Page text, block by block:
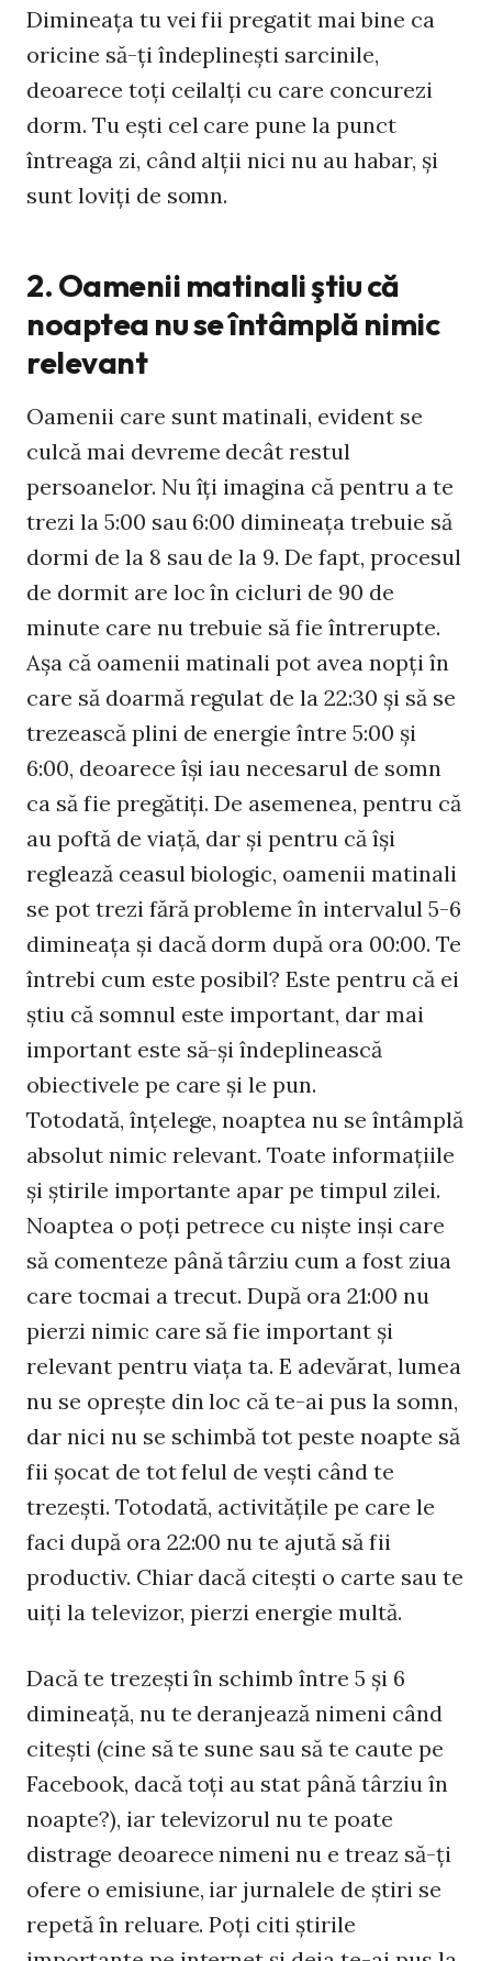
Dimineaţa tu vei fii pregatit mai bine ca
oricine să-ţi îndeplineşti sarcinile,
deoarece toţi ceilalţi cu care concurezi
dorm. Tu eşti cel care pune la punct
întreaga zi, când alţii nici nu au habar, şi
sunt loviţi de somn.
2. Oamenii matinali ştiu că
noaptea nu se întâmplă nimic
relevant
Oamenii care sunt matinali, evident se
culcă mai devreme decât restul
persoanelor. Nu îţi imagina că pentru a te
trezi la 5:00 sau 6:00 dimineaţa trebuie să
dormi de la 8 sau de la 9. De fapt, procesul
de dormit are loc în cicluri de 90 de
minute care nu trebuie să fie întrerupte.
Aşa că oamenii matinali pot avea nopţi în
care să doarmă regulat de la 22:30 şi să se
trezească plini de energie între 5:00 şi
6:00, deoarece îşi iau necesarul de somn
ca să fie pregătiţi. De asemenea, pentru că
au poftă de viaţă, dar şi pentru că îşi
reglează ceasul biologic, oamenii matinali
se pot trezi fără probleme în intervalul 5-6
dimineaţa şi dacă dorm după ora 00:00. Te
întrebi cum este posibil? Este pentru că ei
ştiu că somnul este important, dar mai
important este să-şi îndeplinească
obiectivele pe care şi le pun.
Totodată, înţelege, noaptea nu se întâmplă
absolut nimic relevant. Toate informaţiile
şi ştirile importante apar pe timpul zilei.
Noaptea o poţi petrece cu nişte inşi care
să comenteze până târziu cum a fost ziua
care tocmai a trecut. După ora 21:00 nu
pierzi nimic care să fie important şi
relevant pentru viaţa ta. E adevărat, lumea
nu se opreşte din loc că te-ai pus la somn,
dar nici nu se schimbă tot peste noapte să
fii şocat de tot felul de veşti când te
trezeşti. Totodată, activităţile pe care le
faci după ora 22:00 nu te ajută să fii
productiv. Chiar dacă citeşti o carte sau te
uiţi la televizor, pierzi energie multă.
Dacă te trezeşti în schimb între 5 şi 6
dimineaţă, nu te deranjează nimeni când
citeşti (cine să te sune sau să te caute pe
Facebook, dacă toţi au stat până târziu în
noapte?), iar televizorul nu te poate
distrage deoarece nimeni nu e treaz să-ţi
ofere o emisiune, iar jurnalele de ştiri se
repetă în reluare. Poţi citi ştirile